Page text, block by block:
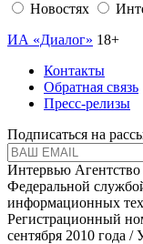
Новостях
ИА «Диалог» 18+
Контакты
Обратная связь
Пресс-релизы
Подписаться на
Интервью Агентство
Федеральной
информационных
Регистрационный
сентября 2010